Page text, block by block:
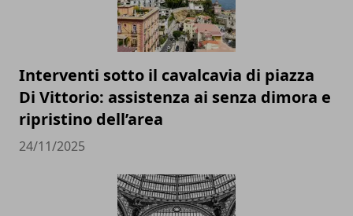
Interventi sotto il cavalcavia di piazza
Di Vittorio: assistenza ai senza dimora e
ripristino dell’area
24/11/2025